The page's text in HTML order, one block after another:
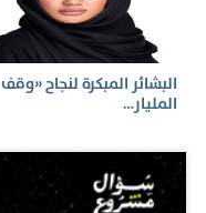
البشائر المبكرة لنجاح «وقف
المليار…